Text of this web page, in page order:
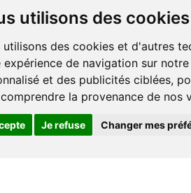
utilisons des cookies
utilisons des cookies et d'autres
expérience de navigation sur
et des publicités ciblées,
la provenance de nos
Je refuse Changer mes
Cookies
SUIVEZ-NOUS
en ligne Pharmaleo.fr